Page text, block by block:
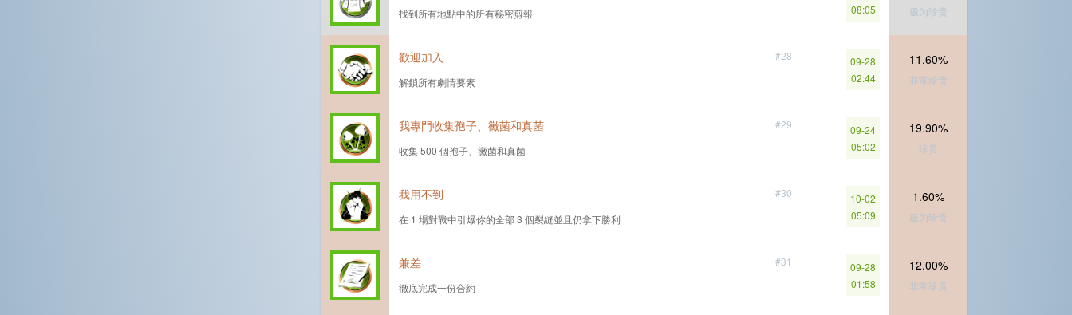
找到所有地點中的所有秘密剪報
08:05
极为珍贵
#28
歡迎加入
解鎖所有劇情要素
09-28
02:44
11.60%
非常珍贵
#29
我專門收集孢子、黴菌和真菌
收集 500 個孢子、黴菌和真菌
09-24
05:02
19.90%
珍贵
#30
我用不到
在 1 場對戰中引爆你的全部 3 個裂縫並且仍拿下勝利
10-02
05:09
1.60%
极为珍贵
#31
兼差
徹底完成一份合約
09-28
01:58
12.00%
非常珍贵